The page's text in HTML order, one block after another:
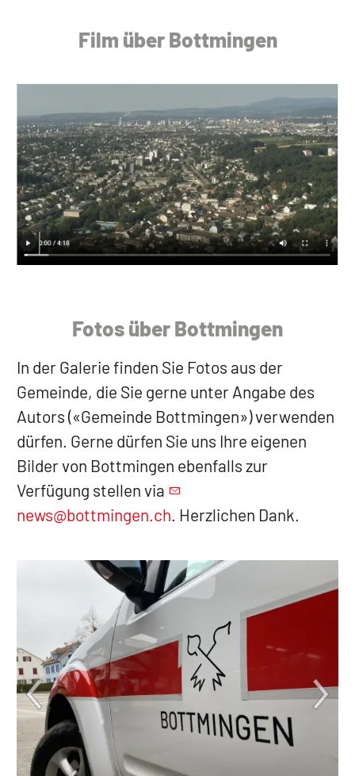
Film über Bottmingen
Fotos über Bottmingen
In der Galerie finden Sie Fotos aus der
Gemeinde, die Sie gerne unter Angabe des
Autors («Gemeinde Bottmingen») verwenden
dürfen. Gerne dürfen Sie uns Ihre eigenen
Bilder von Bottmingen ebenfalls zur
Verfügung stellen via
news@bottmingen.ch. Herzlichen Dank.